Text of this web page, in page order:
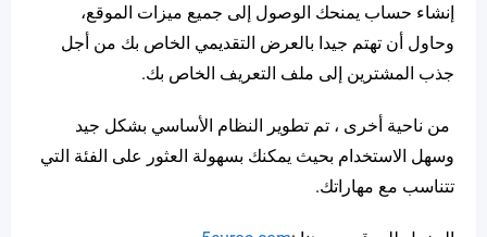
إنشاء حساب يمنحك الوصول إلى جميع ميزات الموقع،
وحاول أن تهتم جيدا بالعرض التقديمي الخاص بك من أجل
جذب المشترين إلى ملف التعريف الخاص بك.
من ناحية أخرى ، تم تطوير النظام الأساسي بشكل جيد
وسهل الاستخدام بحيث يمكنك بسهولة العثور على الفئة التي
تتناسب مع مهاراتك.